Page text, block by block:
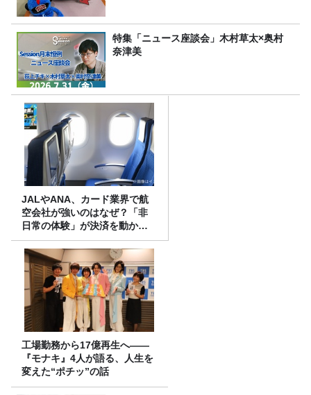
特集「ニュース座談会」木村草太×奥村
奈津美
JALやANA、カード業界で航
空会社が強いのはなぜ？「非
日常の体験」が決済を動かす
理由
工場勤務から17億再生へ——
『モナキ』4人が語る、人生を
変えた“ポチッ”の話